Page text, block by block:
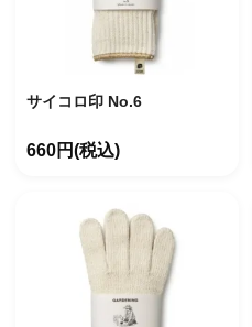
サイコロ印 No.6
660円(税込)